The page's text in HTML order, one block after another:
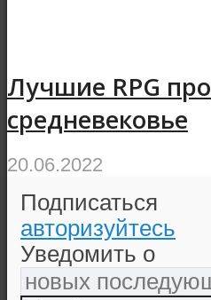
Лучшие RPG про
средневековье
20.06.2022
Подписаться
авторизуйтесь
Уведомить о